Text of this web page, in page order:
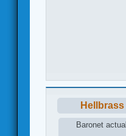
Hellbrass
Baronet actual